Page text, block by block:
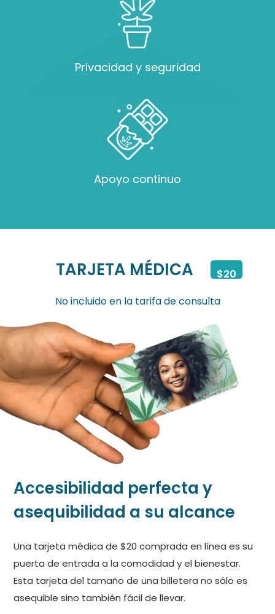
Privacidad y seguridad
Apoyo continuo
TARJETA MÉDICA
$20
No incluido en la tarifa de consulta
Accesibilidad perfecta y
asequibilidad a su alcance
Una tarjeta médica de $20 comprada en línea es su
puerta de entrada a la comodidad y el bienestar.
Esta tarjeta del tamaño de una billetera no sólo es
asequible sino también fácil de llevar.